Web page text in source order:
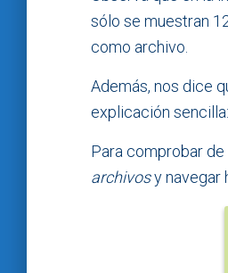
sólo se muestran
como archivo.
Además, nos dice
explicación
Para comprobar
archivosy navegar